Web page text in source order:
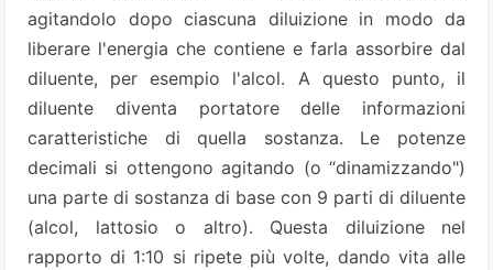
agitandolo dopo ciascuna diluizione in modo da
liberare l'energia che contiene e farla assorbire dal
diluente, per esempio l'alcol. A questo punto, il
diluente diventa portatore delle informazioni
caratteristiche di quella sostanza. Le potenze
decimali si ottengono agitando (o “dinamizzando")
una parte di sostanza di base con 9 parti di diluente
(alcol, lattosio o altro). Questa diluizione nel
rapporto di 1:10 si ripete più volte, dando vita alle